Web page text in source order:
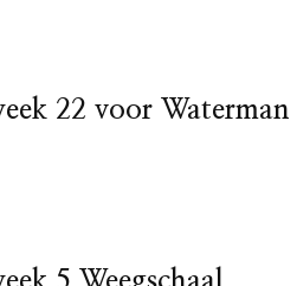
22 voor Waterman